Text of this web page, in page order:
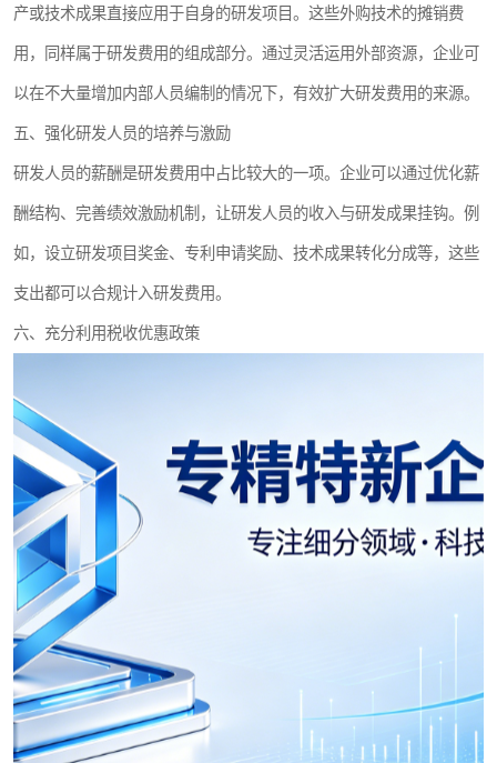
产或技术成果直接应用于自身的研发项目。这些外购技术的摊销费
用，同样属于研发费用的组成部分。通过灵活运用外部资源，企业可
以在不大量增加内部人员编制的情况下，有效扩大研发费用的来源。
五、强化研发人员的培养与激励
研发人员的薪酬是研发费用中占比较大的一项。企业可以通过优化薪
酬结构、完善绩效激励机制，让研发人员的收入与研发成果挂钩。例
如，设立研发项目奖金、专利申请奖励、技术成果转化分成等，这些
支出都可以合规计入研发费用。
六、充分利用税收优惠政策